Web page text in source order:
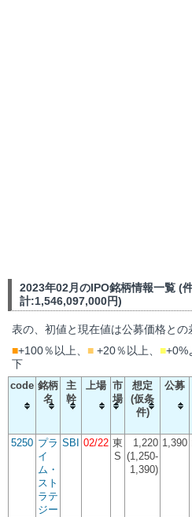
2023年02月のIPO銘柄情報一覧 (
計:1,546,097,000円)
表の、初値と現在値は公募価格との
■+100％以上、 ■ +20％以上、 ■+0%
下
code 銘柄
名
主
幹
上場 市
場
想定
(仮条
件)
公募
5250 プラ
イ
ム・
スト
ラテ
ジー
SBI 02/22 東
S
1,220
(1,250-
1,390)
1,390